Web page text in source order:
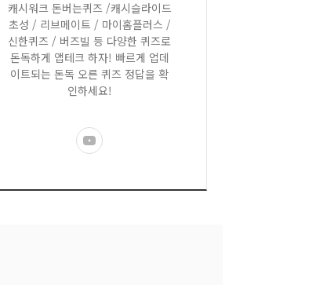
캐시워크 돈버는퀴즈 /캐시슬라이드
초성 / 리브메이트 / 마이홈플러스 /
신한퀴즈 / 버즈빌 등 다양한 퀴즈로
돈독하게 앱테크 하자! 빠르게 업데
이트되는 돈독 오른 퀴즈 정답을 확
인하세요!